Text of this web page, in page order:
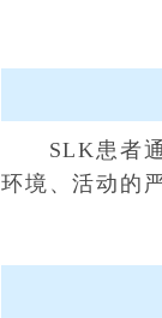
SLK患者通
环境、活动的